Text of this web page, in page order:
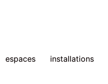
espaces installations